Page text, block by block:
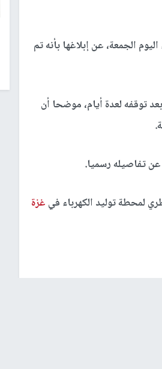
الجمعة، عن إبلاغها بأنه تم
توقفه لعدة أيام، موضحا أن
تفاصيله رسميا.
لمحطة توليد الكهرباء في غزة